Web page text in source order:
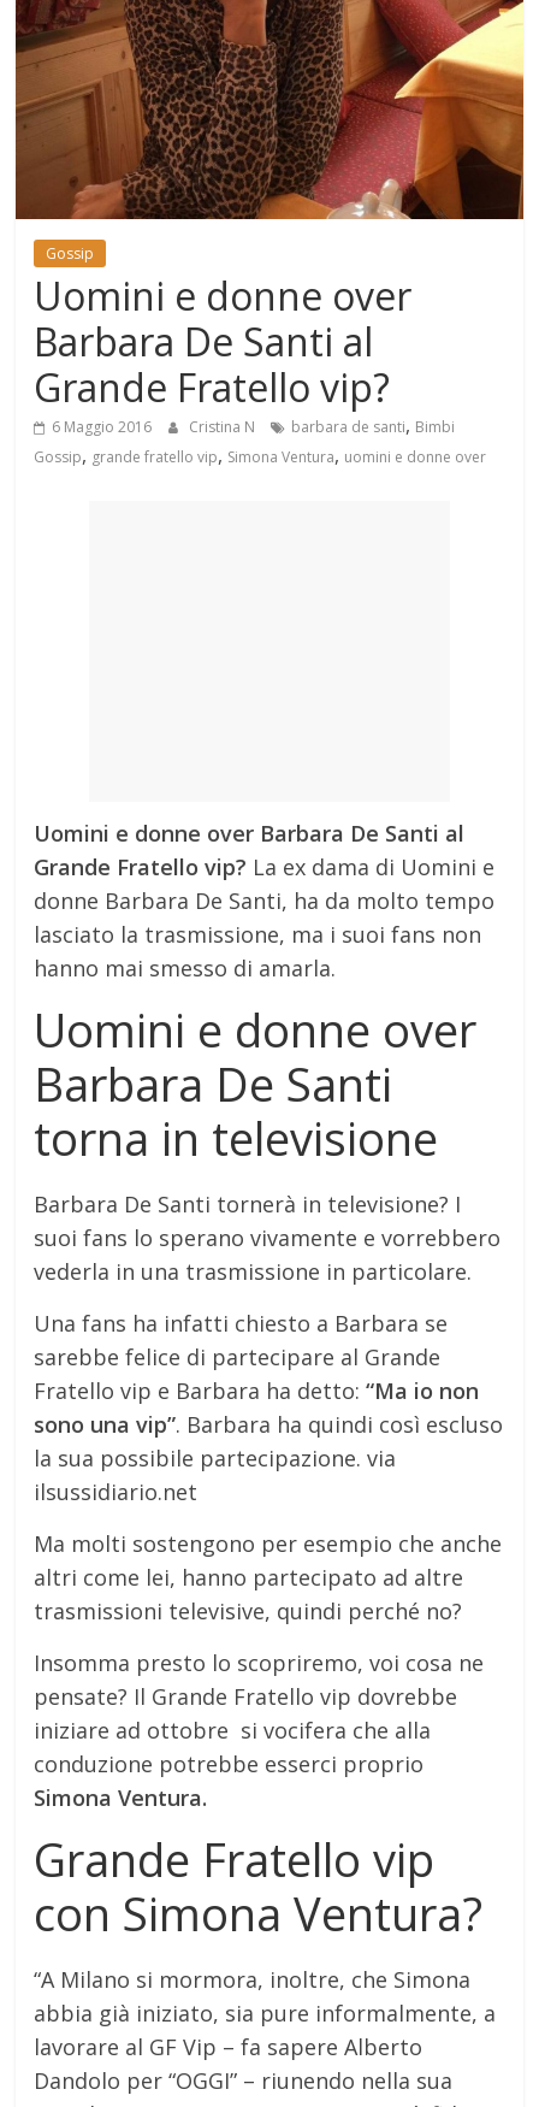
Mondo
Gossip
Uomini e donne over
Barbara De Santi al
Grande Fratello vip?
6 Maggio 2016 Cristina N barbara de santi, Bimbi
Gossip, grande fratello vip, Simona Ventura, uomini e donne over
Uomini e donne over Barbara De Santi al
Grande Fratello vip? La ex dama di Uomini e
donne Barbara De Santi, ha da molto tempo
lasciato la trasmissione, ma i suoi fans non
hanno mai smesso di amarla.
Uomini e donne over
Barbara De Santi
torna in televisione
Barbara De Santi tornerà in televisione? I
suoi fans lo sperano vivamente e vorrebbero
vederla in una trasmissione in particolare.
Una fans ha infatti chiesto a Barbara se
sarebbe felice di partecipare al Grande
Fratello vip e Barbara ha detto: “Ma io non
sono una vip”. Barbara ha quindi così escluso
la sua possibile partecipazione. via
ilsussidiario.net
Ma molti sostengono per esempio che anche
altri come lei, hanno partecipato ad altre
trasmissioni televisive, quindi perché no?
Insomma presto lo scopriremo, voi cosa ne
pensate? Il Grande Fratello vip dovrebbe
iniziare ad ottobre si vocifera che alla
conduzione potrebbe esserci proprio
Simona Ventura.
Grande Fratello vip
con Simona Ventura?
“A Milano si mormora, inoltre, che Simona
abbia già iniziato, sia pure informalmente, a
lavorare al GF Vip – fa sapere Alberto
Dandolo per “OGGI” – riunendo nella sua